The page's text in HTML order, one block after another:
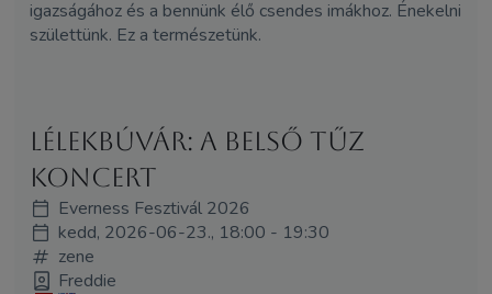
igazságához és a bennünk élő csendes imákhoz. Énekelni
születtünk. Ez a természetünk.
Lélekbúvár: A belső tűz
koncert
Everness Fesztivál 2026
kedd, 2026-06-23., 18:00 - 19:30
zene
Freddie